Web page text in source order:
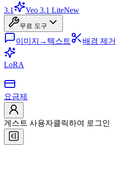
3.1
Veo 3.1 LiteNew
무료 도구
이미지→텍스트 배경 제거
LoRA
요금제
게스트 사용자클릭하여 로그인